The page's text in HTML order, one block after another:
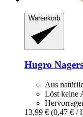
Warenkorb
Hugro
Aus
Löst keine
13,99 € (0,47 € /